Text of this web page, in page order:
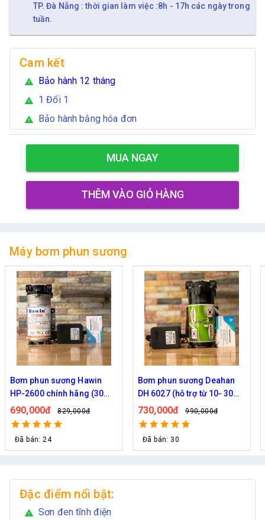
TP. Đà Nẵng : thời gian làm việc :8h - 17h các ngày trong
tuần.
Cam kết
warning Bảo hành 12 tháng
warning 1 Đổi 1
warning Bảo hành bằng hóa đơn
MUA NGAY
THÊM VÀO GIỎ HÀNG
Máy bơm phun sương
Bơm phun sương Hawin
HP-2600 chính hãng (30
béc)
690,000đ 829,000đ
Đã bán: 24
Bơm phun sương Deahan
DH 6027 (hỗ trợ từ 10- 30
béc)
730,000đ 990,000đ
Đã bán: 30
Đặc điểm nổi bật:
warning Sơn đen tĩnh điện